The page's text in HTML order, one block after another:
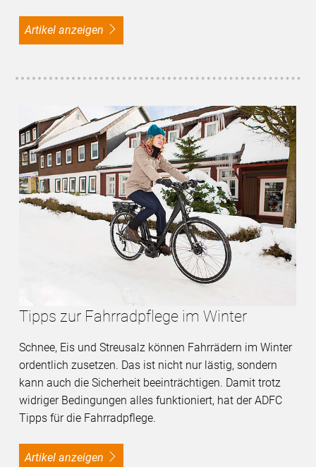
Artikel anzeigen
Tipps zur Fahrradpflege im Winter
Schnee, Eis und Streusalz können Fahrrädern im Winter
ordentlich zusetzen. Das ist nicht nur lästig, sondern
kann auch die Sicherheit beeinträchtigen. Damit trotz
widriger Bedingungen alles funktioniert, hat der ADFC
Tipps für die Fahrradpflege.
Artikel anzeigen